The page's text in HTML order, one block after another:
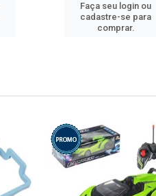
Faça seu login ou
cadastre-se para
comprar.